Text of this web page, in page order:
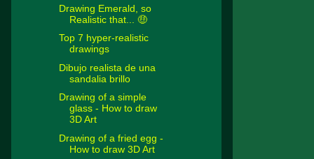
Drawing Emerald, so
Realistic that... 🤑
Top 7 hyper-realistic
drawings
Dibujo realista de una
sandalia brillo
Drawing of a simple
glass - How to draw
3D Art
Drawing of a fried egg -
How to draw 3D Art